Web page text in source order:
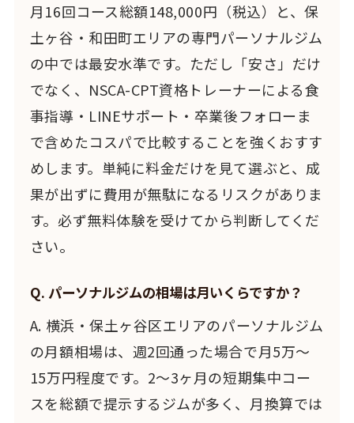
月16回コース総額148,000円（税込）と、保
土ヶ谷・和田町エリアの専門パーソナルジム
の中では最安水準です。ただし「安さ」だけ
でなく、NSCA-CPT資格トレーナーによる食
事指導・LINEサポート・卒業後フォローま
で含めたコスパで比較することを強くおすす
めします。単純に料金だけを見て選ぶと、成
果が出ずに費用が無駄になるリスクがありま
す。必ず無料体験を受けてから判断してくだ
さい。
Q. パーソナルジムの相場は月いくらですか？
A. 横浜・保土ヶ谷区エリアのパーソナルジム
の月額相場は、週2回通った場合で月5万〜
15万円程度です。2〜3ヶ月の短期集中コー
スを総額で提示するジムが多く、月換算では